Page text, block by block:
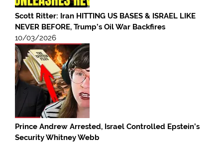
Scott Ritter: Iran HITTING US BASES & ISRAEL LIKE
NEVER BEFORE, Trump’s Oil War Backfires
10/03/2026
Prince Andrew Arrested, Israel Controlled Epstein’s
Security Whitney Webb